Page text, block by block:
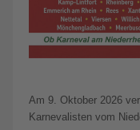
Am 9. Oktober 2026
Karnevalisten vom